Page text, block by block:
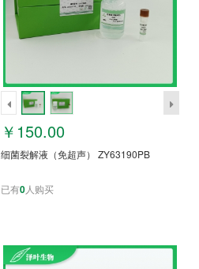
￥150.00
细菌裂解液（免超声） ZY63190PB
已有0人购买